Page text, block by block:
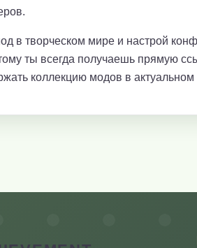
в творческом мире и настрой
ты всегда получаешь прямую
коллекцию модов в актуальном